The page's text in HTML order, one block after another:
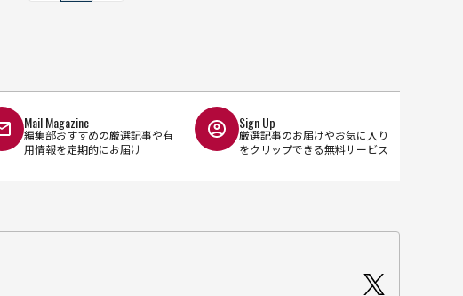
Mail Magazine
編集部おすすめの厳選記事や有
用情報を定期的にお届け
Sign Up
厳選記事のお届けやお気に入り
をクリップできる無料サービス